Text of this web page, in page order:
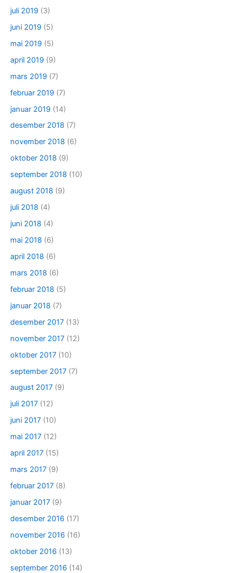
juli 2019 (3)
juni 2019 (5)
mai 2019 (5)
april 2019 (9)
mars 2019 (7)
februar 2019 (7)
januar 2019 (14)
desember 2018 (7)
november 2018 (6)
oktober 2018 (9)
september 2018 (10)
august 2018 (9)
juli 2018 (4)
juni 2018 (4)
mai 2018 (6)
april 2018 (6)
mars 2018 (6)
februar 2018 (5)
januar 2018 (7)
desember 2017 (13)
november 2017 (12)
oktober 2017 (10)
september 2017 (7)
august 2017 (9)
juli 2017 (12)
juni 2017 (10)
mai 2017 (12)
april 2017 (15)
mars 2017 (9)
februar 2017 (8)
januar 2017 (9)
desember 2016 (17)
november 2016 (16)
oktober 2016 (13)
september 2016 (14)